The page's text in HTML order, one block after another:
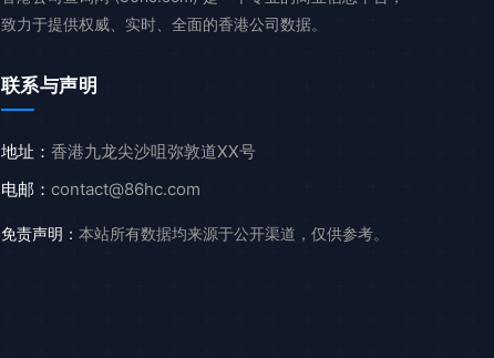
致力于提供权威、实时、全面的香港公司数据。
联系与声明
地址： 香港九龙尖沙咀弥敦道XX号
电邮： contact@86hc.com
免责声明： 本站所有数据均来源于公开渠道，仅供参考。